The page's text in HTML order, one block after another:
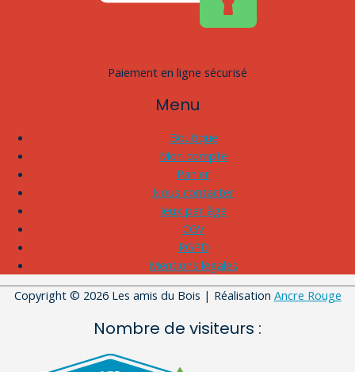
Paiement en ligne sécurisé
Menu
Boutique
Mon compte
Panier
Nous contacter
Jeux par âge
CGV
RGPD
Mentions légales
Copyright © 2026 Les amis du Bois | Réalisation Ancre Rouge
Nombre de visiteurs :